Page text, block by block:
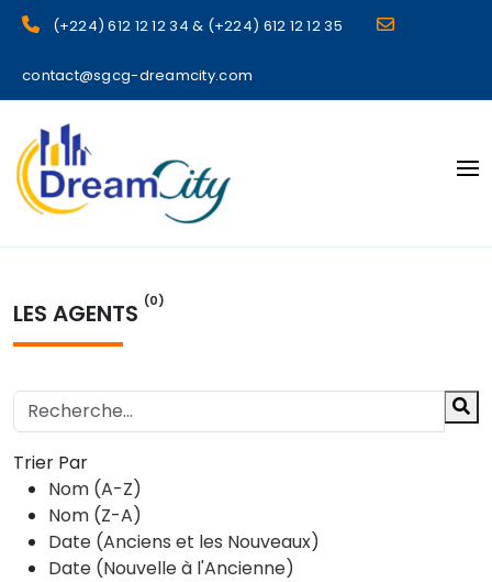
(+224) 612 12 12 34 & (+224) 612 12 12 35
contact@sgcg-dreamcity.com
sgcg dreamcity
LES AGENTS (0)
Trier Par
Nom (A-Z)
Nom (Z-A)
Date (Anciens et les Nouveaux)
Date (Nouvelle à l'Ancienne)